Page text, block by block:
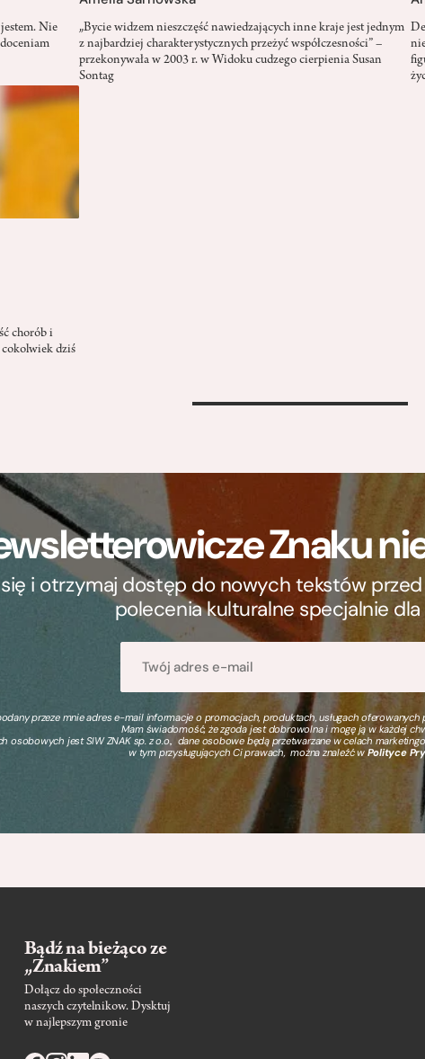
Nie
„Bycie widzem nieszczęść nawiedzających inne kraje jest jednym
z najbardziej charakterystycznych przeżyć współczesności” –
przekonywała w 2003 r. w Widoku cudzego cierpienia Susan
Sontag
chorób i
dziś
>
Znaku
i otrzymaj dostęp do nowych tekstów
polecenia kulturalne specjalnie dla
przeze mnie adres e-mail informacje o promocjach, produktach, usługach oferowanych
Mam świadomość, że zgoda jest dobrowolna i mogę ją w każdej
osobowych jest SIW ZNAK sp. z o.o., dane osobowe będą przetwarzane w celach
w tym przysługujących Ci prawach, można znaleźć wPolityce
Bądź na bieżąco ze
„Znakiem”
Dołącz do społeczności
naszych czytelnikow. Dysktuj
w najlepszym gronie